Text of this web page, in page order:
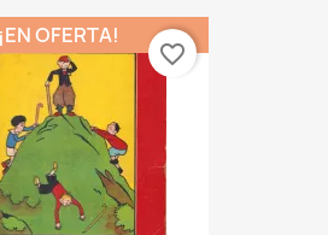
¡EN OFERTA!
favorite_border